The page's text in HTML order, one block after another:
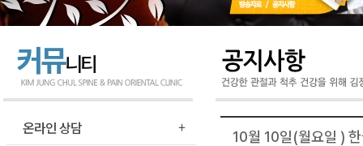
커뮤니티
온라인 상담
10월 10일(월요일 )